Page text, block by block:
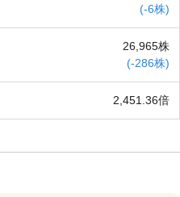
(-6株)
26,965株
(-286株)
2,451.36倍